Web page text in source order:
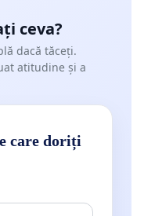
ceva?
dacă tăceți.
atitudine și a
care doriți